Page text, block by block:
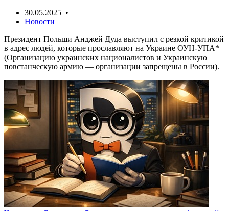
30.05.2025 •
Новости
Президент Польши Анджей Дуда выступил с резкой критикой
в адрес людей, которые прославляют на Украине ОУН-УПА*
(Организацию украинских националистов и Украинскую
повстанческую армию — организации запрещены в России).